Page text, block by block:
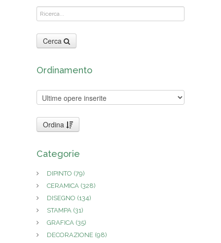
Cerca
Ordinamento
Ordina
Categorie
DIPINTO (79)
CERAMICA (328)
DISEGNO (134)
STAMPA (31)
GRAFICA (35)
DECORAZIONE (98)